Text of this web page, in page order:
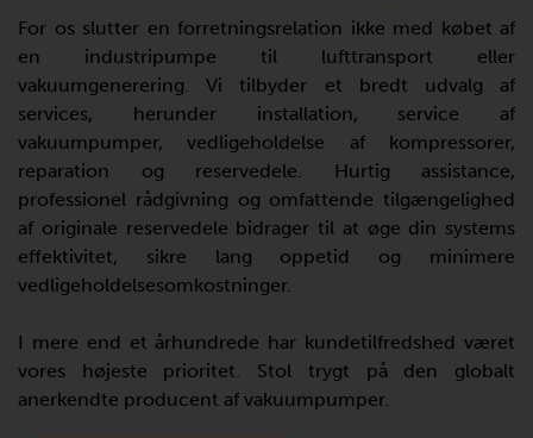
For os slutter en forretningsrelation ikke med købet af
en industripumpe til lufttransport eller
vakuumgenerering. Vi tilbyder et bredt udvalg af
services, herunder installation, service af
vakuumpumper, vedligeholdelse af kompressorer,
reparation og reservedele. Hurtig assistance,
professionel rådgivning og omfattende tilgængelighed
af originale reservedele bidrager til at øge din systems
effektivitet, sikre lang oppetid og minimere
vedligeholdelsesomkostninger.
I mere end et århundrede har kundetilfredshed været
vores højeste prioritet. Stol trygt på den globalt
anerkendte producent af vakuumpumper.